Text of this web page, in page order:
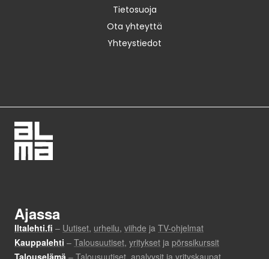
Tietosuoja
Ota yhteyttä
Yhteystiedot